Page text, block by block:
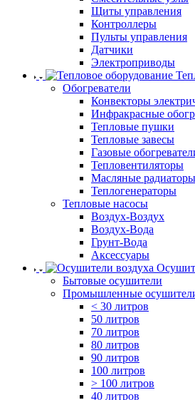
Щиты управления
Контроллеры
Пульты управления
Датчики
Электроприводы
Обогреватели
Конвекторы
Инфракрасные
Тепловые пушки
Тепловые завесы
Газовые
Тепловентиляторы
Масляные радиаторы
Теплогенераторы
Тепловые насосы
Воздух-Воздух
Воздух-Вода
Грунт-Вода
Аксессуары
Бытовые осушители
Промышленные
< 30 литров
50 литров
70 литров
80 литров
90 литров
100 литров
> 100 литров
40 литров